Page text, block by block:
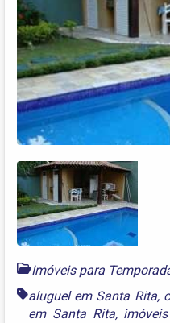
Imóveis para
aluguel em Santa Rita,
em Santa Rita,